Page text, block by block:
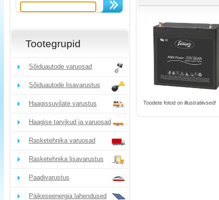
Tootegrupid
Sõiduautode varuosad
Sõiduautode lisavarustus
Haagissuvilate varustus
Haagise tarvikud ja varuosad
Rasketehnika varuosad
Rasketehnika lisavarustus
Paadivarustus
Päikeseenergia lahendused
Toodete fotod on illustratiivsed!